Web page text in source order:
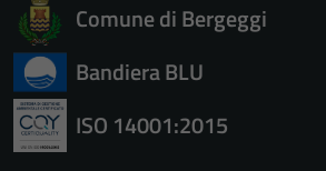
Comune di Bergeggi
Bandiera BLU
ISO 14001:2015